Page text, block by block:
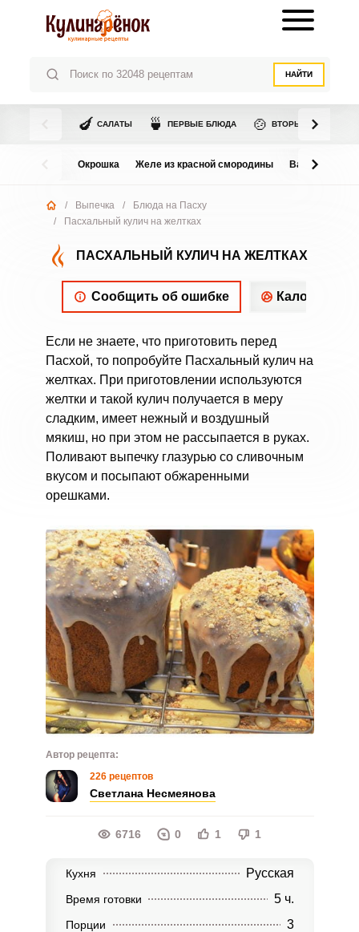
НАЙТИ
🍆 САЛАТЫ 🍵 ПЕРВЫЕ БЛЮДА 🍲 ВТОРЫЕ БЛЮДА
Окрошка Желе из красной смородины Варенье из
/ Выпечка /
Блюда на Пасху
/
Пасхальный кулич на желтках
ПАСХАЛЬНЫЙ КУЛИЧ НА ЖЕЛТКАХ
Сообщить об ошибке
Если не знаете, что приготовить перед
Пасхой, то попробуйте Пасхальный кулич на
желтках. При приготовлении используются
желтки и такой кулич получается в меру
сладким, имеет нежный и воздушный
мякиш, но при этом не рассыпается в руках.
Поливают выпечку глазурью со сливочным
вкусом и посыпают обжаренными
орешками.
Автор рецепта:
226 рецептов
Светлана Несмеянова
6716 0 1 1
Кухня Русская
Время готовки 5 ч.
Порции 3